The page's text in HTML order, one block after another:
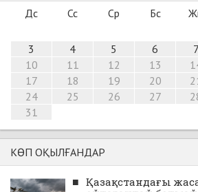
Дс Сс Ср Бс
3
4 5 6 7
10
11 12 13
17
18 19 20
24
25 26 27
31
КӨП ОҚЫЛҒАНДАР
■ Қазақстандағы